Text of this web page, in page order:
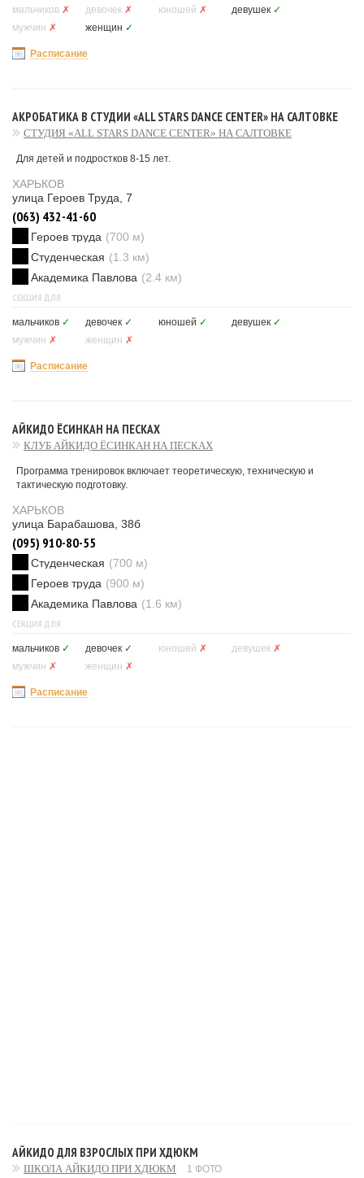
мальчиков ✗ девочек ✗ юношей ✗ девушек ✓
мужчин ✗ женщин ✓
Расписание
АКРОБАТИКА В СТУДИИ «ALL STARS DANCE CENTER» НА САЛТОВКЕ
CТУДИЯ «ALL STARS DANCE CENTER» НА САЛТОВКЕ
Для детей и подростков 8-15 лет.
ХАРЬКОВ
улица Героев Труда, 7
(063) 432-41-60
Героев труда (700 м)
Студенческая (1.3 км)
Академика Павлова (2.4 км)
СЕКЦИЯ ДЛЯ
мальчиков ✓ девочек ✓ юношей ✓ девушек ✓
мужчин ✗ женщин ✗
Расписание
АЙКИДО ЁСИНКАН НА ПЕСКАХ
КЛУБ АЙКИДО ЁСИНКАН НА ПЕСКАХ
Программа тренировок включает теоретическую, техническую и
тактическую подготовку.
ХАРЬКОВ
улица Барабашова, 38б
(095) 910-80-55
Студенческая (700 м)
Героев труда (900 м)
Академика Павлова (1.6 км)
СЕКЦИЯ ДЛЯ
мальчиков ✓ девочек ✓ юношей ✗ девушек ✗
мужчин ✗ женщин ✗
Расписание
АЙКИДО ДЛЯ ВЗРОСЛЫХ ПРИ ХДЮКМ
ШКОЛА АЙКИДО ПРИ ХДЮКМ 1 ФОТО